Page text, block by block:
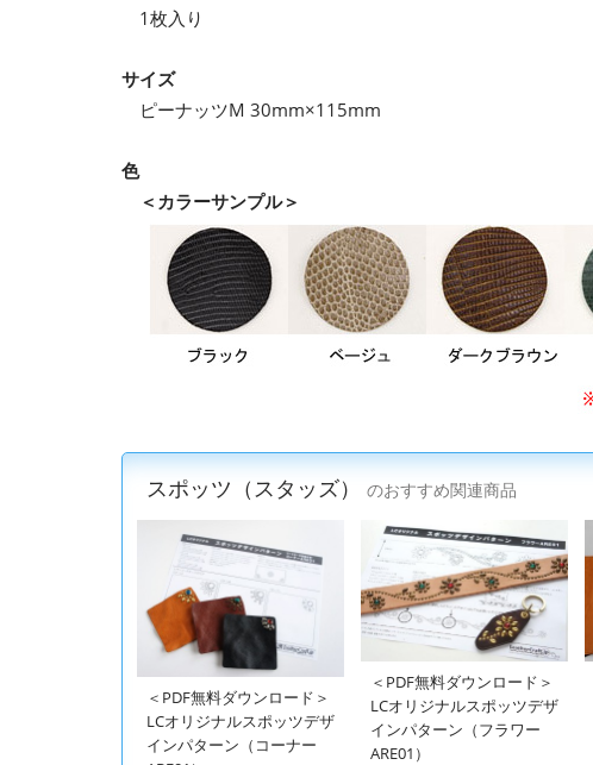
1枚入り
サイズ
ピーナッツM 30mm×115mm
色
＜カラーサンプル＞
スポッツ（スタッズ） のおすすめ関連商品
＜PDF無料ダウンロード＞
LCオリジナルスポッツデザ
インパターン（コーナー
＜PDF無料ダウンロード＞
LCオリジナルスポッツデザ
インパターン（フラワー
ARE01）